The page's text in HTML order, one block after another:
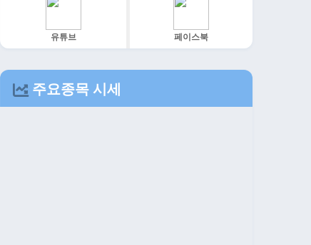
유튜브 페이스북
주요종목 시세